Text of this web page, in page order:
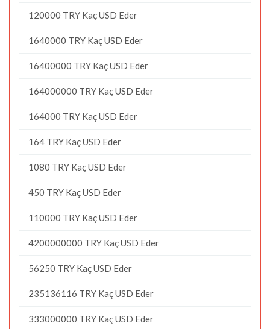
120000 TRY Kaç USD Eder
1640000 TRY Kaç USD Eder
16400000 TRY Kaç USD Eder
164000000 TRY Kaç USD Eder
164000 TRY Kaç USD Eder
164 TRY Kaç USD Eder
1080 TRY Kaç USD Eder
450 TRY Kaç USD Eder
110000 TRY Kaç USD Eder
4200000000 TRY Kaç USD Eder
56250 TRY Kaç USD Eder
235136116 TRY Kaç USD Eder
333000000 TRY Kaç USD Eder